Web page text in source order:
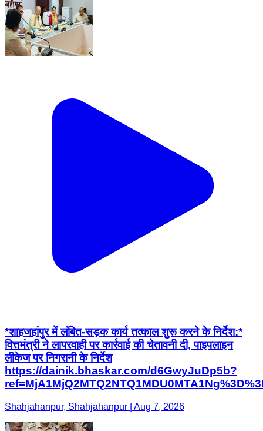
*शाहजहांपुर में लंबित-सड़क कार्य तत्काल शुरू करने के निर्देश:*
वित्तमंत्री ने लापरवाही पर कार्रवाई की चेतावनी दी, पाइपलाइन
लीकेज पर निगरानी के निर्देश
https://dainik.bhaskar.com/d6GwyJuDp5b?
Shahjahanpur, Shahjahanpur | Aug 7, 2026